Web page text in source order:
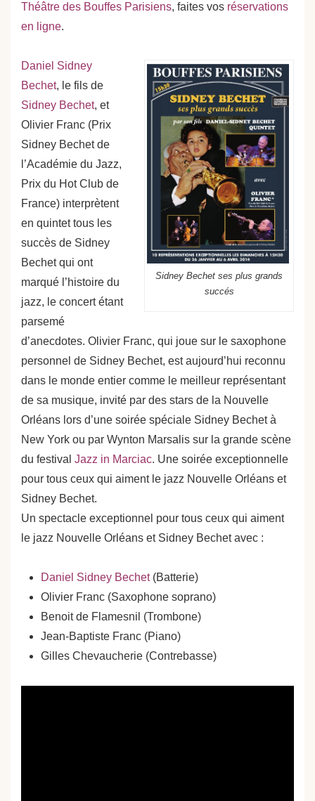
Théâtre des Bouffes Parisiens, faites vos réservations
en ligne.
Sidney Bechet ses plus grands
succés
Daniel Sidney
Bechet, le fils de
Sidney Bechet, et
Olivier Franc (Prix
Sidney Bechet de
l’Académie du Jazz,
Prix du Hot Club de
France) interprètent
en quintet tous les
succès de Sidney
Bechet qui ont
marqué l’histoire du
jazz, le concert étant
parsemé
d’anecdotes. Olivier Franc, qui joue sur le saxophone
personnel de Sidney Bechet, est aujourd’hui reconnu
dans le monde entier comme le meilleur représentant
de sa musique, invité par des stars de la Nouvelle
Orléans lors d’une soirée spéciale Sidney Bechet à
New York ou par Wynton Marsalis sur la grande scène
du festival Jazz in Marciac. Une soirée exceptionnelle
pour tous ceux qui aiment le jazz Nouvelle Orléans et
Sidney Bechet.
Un spectacle exceptionnel pour tous ceux qui aiment
le jazz Nouvelle Orléans et Sidney Bechet avec :
Daniel Sidney Bechet(Batterie)
Olivier Franc (Saxophone soprano)
Benoit de Flamesnil (Trombone)
Jean-Baptiste Franc (Piano)
Gilles Chevaucherie (Contrebasse)